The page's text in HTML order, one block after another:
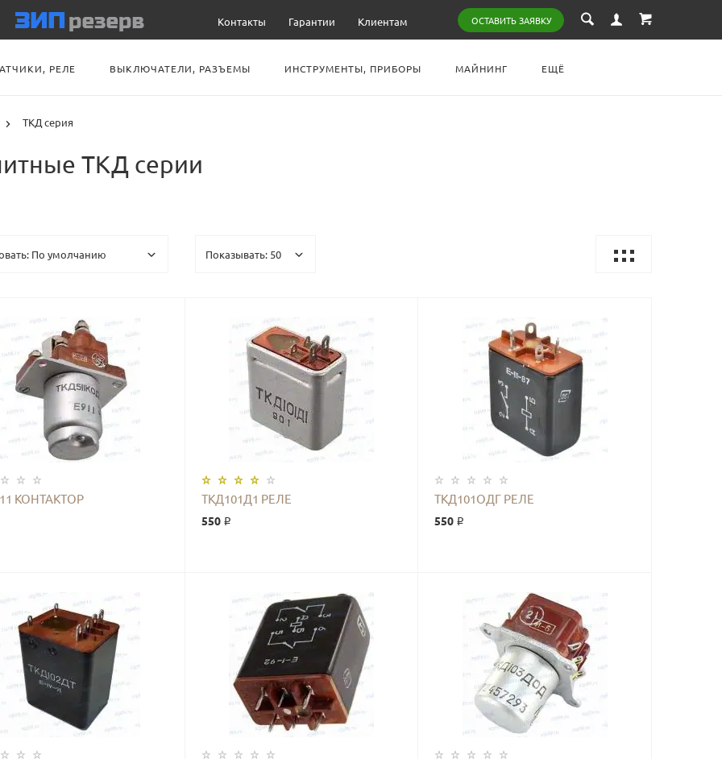
ОСТАВИТЬ ЗАЯВКУ
Контакты Гарантии Клиентам
РЕЛЕ ВЫКЛЮЧАТЕЛИ, РАЗЪЕМЫ ИНСТРУМЕНТЫ, ПРИБОРЫ МАЙНИНГ ЕЩЁ
ТКД серия
ТКД серии
КОНТАКТОР
КУПИТЬ
ТКД101Д1 РЕЛЕ
550 ₽
КУПИТЬ
ТКД101ОДГ РЕЛЕ
550 ₽
КУПИТЬ
КУПИТЬ КУПИТЬ КУПИТЬ